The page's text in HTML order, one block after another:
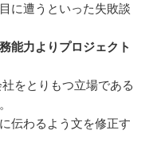
に遭うといった失敗談
能力よりプロジェクト
をとりもつ立場である
伝わるよう文を修正す